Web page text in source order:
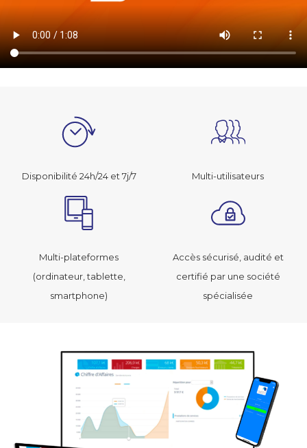
Disponibilité 24h/24 et 7j/7 Multi-utilisateurs
Multi-plateformes
(ordinateur, tablette,
smartphone)
Accès sécurisé, audité et
certifié par une société
spécialisée